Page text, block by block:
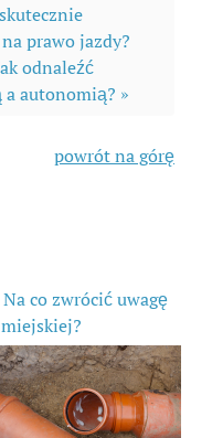
prawo jazdy?
odnaleźć
autonomią? »
powrót na górę
co zwrócić uwagę